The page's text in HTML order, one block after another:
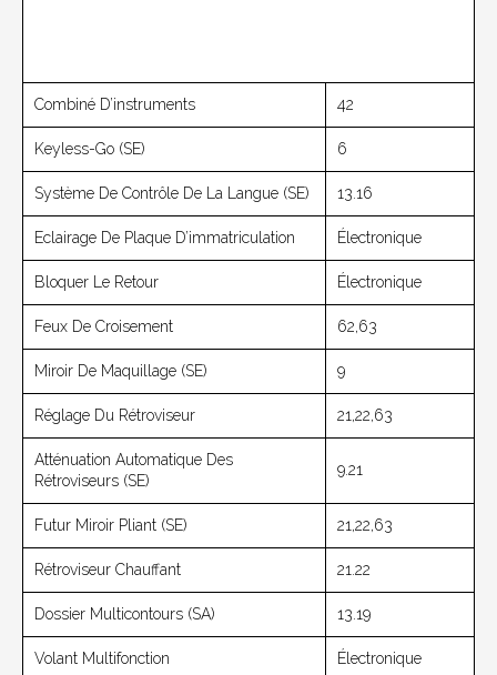
Combiné D’instruments 42
Keyless-Go (SE) 6
Système De Contrôle De La Langue (SE) 13.16
Eclairage De Plaque D’immatriculation Électronique
Bloquer Le Retour Électronique
Feux De Croisement 62,63
Miroir De Maquillage (SE) 9
Réglage Du Rétroviseur 21,22,63
Atténuation Automatique Des
Rétroviseurs (SE)
9.21
Futur Miroir Pliant (SE) 21,22,63
Rétroviseur Chauffant 21.22
Dossier Multicontours (SA) 13.19
Volant Multifonction Électronique